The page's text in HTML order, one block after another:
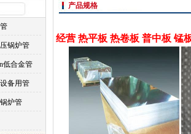
锅炉管
低合金管
备用管
炉管
产品规格
经营 热平板 热卷板 普中板 锰